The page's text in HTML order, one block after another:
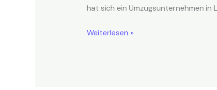
hat sich ein Umzugsunternehmen in
Weiterlesen »